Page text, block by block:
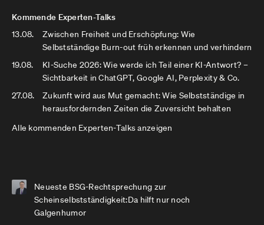
Kommende Experten-Talks
13.08.
Zwischen Freiheit und Erschöpfung: Wie
Selbstständige Burn-out früh erkennen und verhindern
19.08.
KI-Suche 2026: Wie werde ich Teil einer KI-Antwort? –
Sichtbarkeit in ChatGPT, Google AI, Perplexity & Co.
27.08.
Zukunft wird aus Mut gemacht: Wie Selbstständige in
herausfordernden Zeiten die Zuversicht behalten
Alle kommenden Experten-Talks anzeigen
Neueste BSG-Rechtsprechung zur
Scheinselbstständigkeit:Da hilft nur noch
Galgenhumor